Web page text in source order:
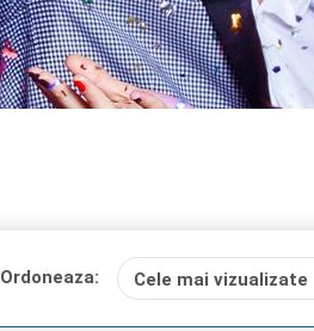
Ordoneaza: Cele mai vizualizate